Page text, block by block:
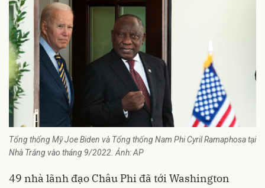
Tổng thống Mỹ Joe Biden và Tổng thống Nam Phi Cyril Ramaphosa tại
Nhà Trắng vào tháng 9/2022. Ảnh: AP
49 nhà lãnh đạo Châu Phi đã tới Washington